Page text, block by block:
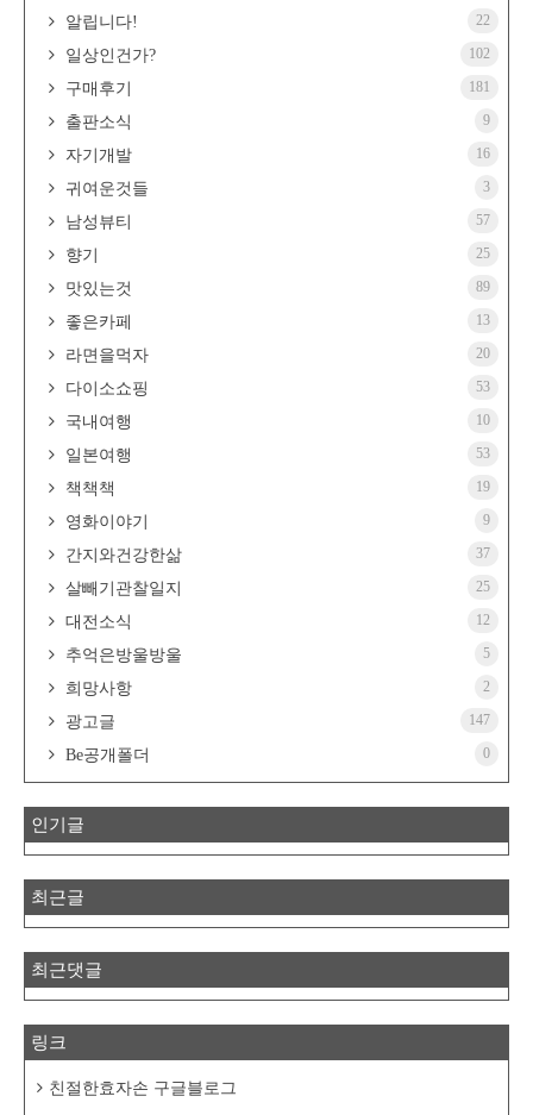
알립니다! 22
일상인건가? 102
구매후기 181
출판소식 9
자기개발 16
귀여운것들 3
남성뷰티 57
향기 25
맛있는것 89
좋은카페 13
라면을먹자 20
다이소쇼핑 53
국내여행 10
일본여행 53
책책책 19
영화이야기 9
간지와건강한삶 37
살빼기관찰일지 25
대전소식 12
추억은방울방울 5
희망사항 2
광고글 147
Be공개폴더 0
인기글
최근글
최근댓글
링크
친절한효자손 구글블로그